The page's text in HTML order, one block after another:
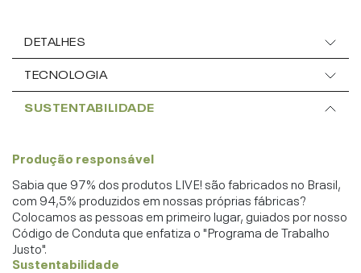
DETALHES
TECNOLOGIA
SUSTENTABILIDADE
Produção responsável
Sabia que 97% dos produtos LIVE! são fabricados no Brasil,
com 94,5% produzidos em nossas próprias fábricas?
Colocamos as pessoas em primeiro lugar, guiados por nosso
Código de Conduta que enfatiza o "Programa de Trabalho
Justo".
Sustentabilidade